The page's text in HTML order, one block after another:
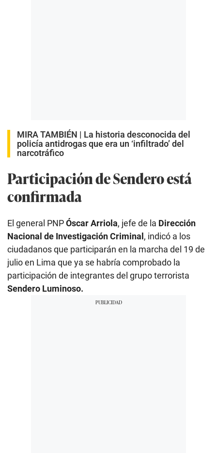
MIRA TAMBIÉN | La historia desconocida del
policía antidrogas que era un ‘infiltrado’ del
narcotráfico
Participación de Sendero está
confirmada
El general PNPÓscar Arriola, jefe de la Dirección
Nacional de Investigación Criminal , indicó a los
ciudadanos que participarán en la marcha del 19 de
julio en Lima que ya se habría comprobado la
participación de integrantes del grupo terrorista
Sendero Luminoso.